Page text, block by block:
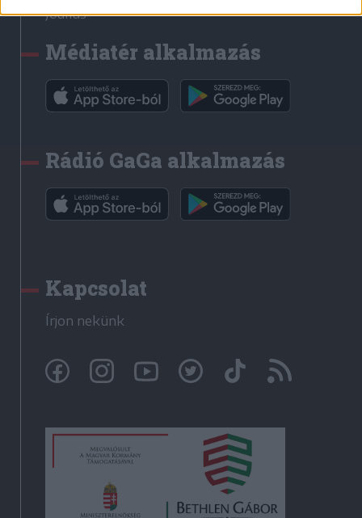
Jóállás
Médiatér alkalmazás
Rádió GaGa alkalmazás
Kapcsolat
Írjon nekünk